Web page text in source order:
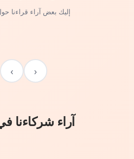
إليك بعض آراء قراءنا
‹
›
آراء شركاءنا